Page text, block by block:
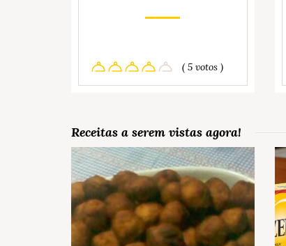
( 5 votos )
Receitas a serem vistas agora!